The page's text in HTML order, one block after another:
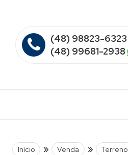
(48) 98823-6323
(48) 99681-2938
Início » Venda » Terreno